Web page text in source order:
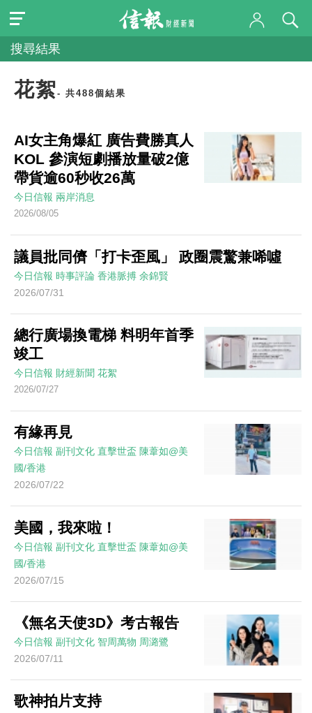
搜尋結果
花絮- 共488個結果
AI女主角爆紅 廣告費勝真人
KOL 參演短劇播放量破2億
帶貨逾60秒收26萬
今日信報 兩岸消息
2026/08/05
議員批同儕「打卡歪風」 政圈震驚兼唏噓
今日信報 時事評論 香港脈搏 余錦賢
2026/07/31
總行廣場換電梯 料明年首季
竣工
今日信報 財經新聞 花絮
2026/07/27
有緣再見
今日信報 副刊文化 直擊世盃 陳葦如@美
國/香港
2026/07/22
美國，我來啦！
今日信報 副刊文化 直擊世盃 陳葦如@美
國/香港
2026/07/15
《無名天使3D》考古報告
今日信報 副刊文化 智周萬物 周潞鷺
2026/07/11
歌神拍片支持